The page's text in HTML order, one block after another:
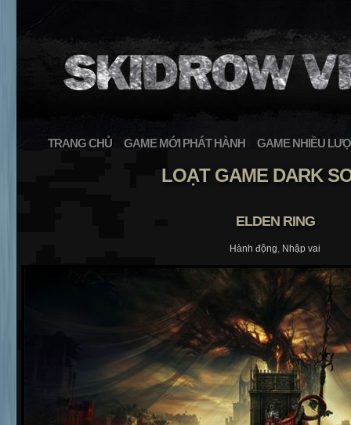
TRANG CHỦ GAME MỚI PHÁT HÀNH GAME NHIỀU
LOẠT GAME DARK
ELDEN RING
Hành động, Nhập vai